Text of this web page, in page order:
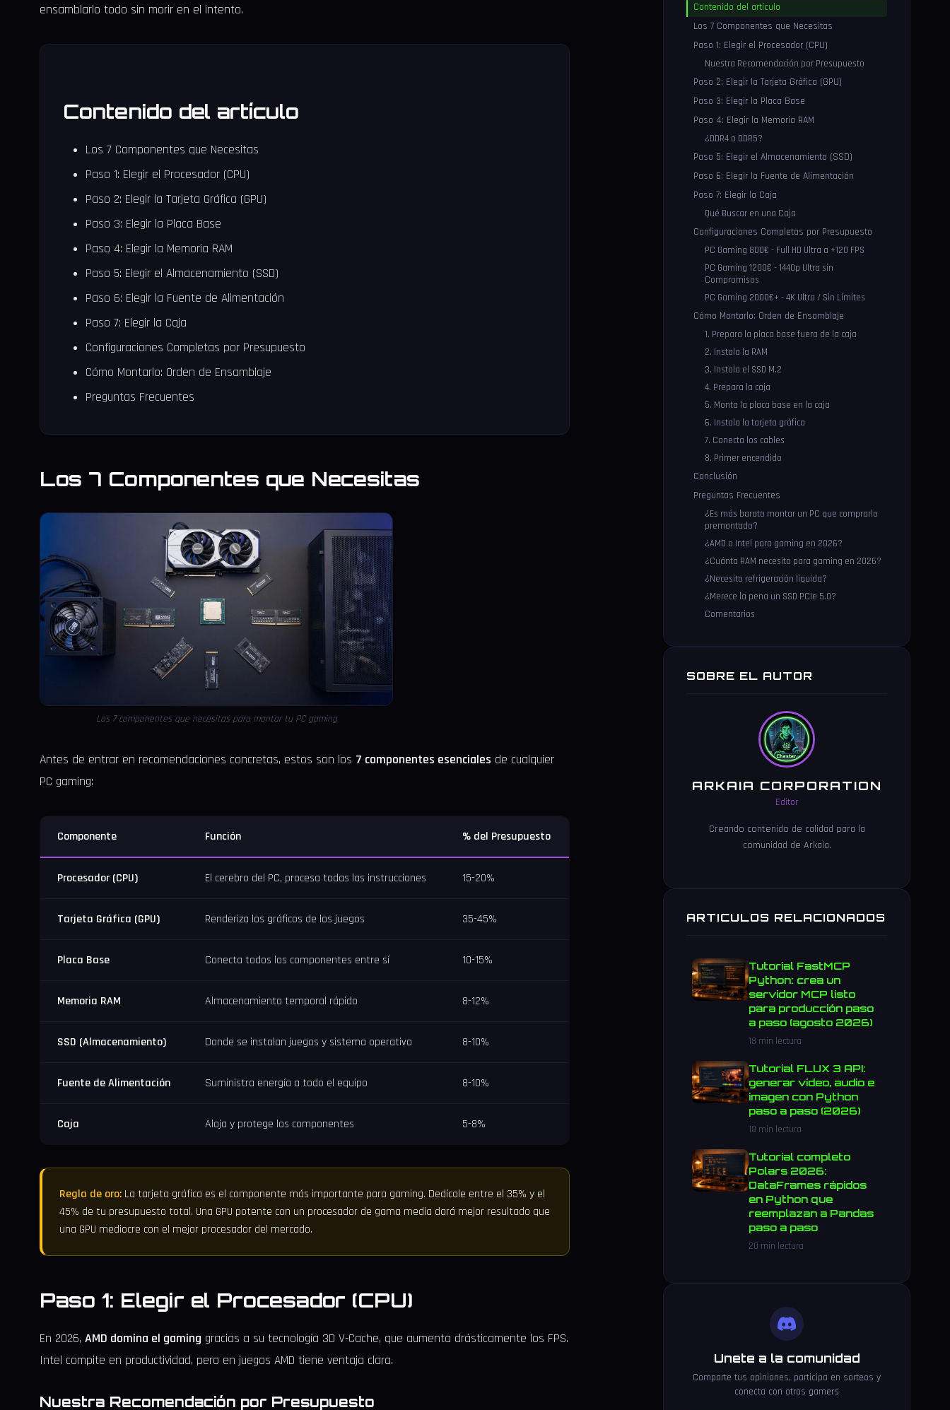
ensamblarlo todo sin morir en el intento.
Contenido del artículo
Los 7 Componentes que Necesitas
Paso 1: Elegir el Procesador (CPU)
Paso 2: Elegir la Tarjeta Gráfica (GPU)
Paso 3: Elegir la Placa Base
Paso 4: Elegir la Memoria RAM
Paso 5: Elegir el Almacenamiento (SSD)
Paso 6: Elegir la Fuente de Alimentación
Paso 7: Elegir la Caja
Configuraciones Completas por Presupuesto
Cómo Montarlo: Orden de Ensamblaje
Preguntas Frecuentes
Los 7 Componentes que Necesitas
Los 7 componentes que necesitas para montar tu PC gaming
Antes de entrar en recomendaciones concretas, estos son los 7 componentes esenciales de cualquier
PC gaming:
Componente Función % del Presupuesto
Procesador (CPU) El cerebro del PC, procesa todas las instrucciones 15-20%
Tarjeta Gráfica (GPU) Renderiza los gráficos de los juegos 35-45%
Placa Base Conecta todos los componentes entre sí 10-15%
Memoria RAM Almacenamiento temporal rápido 8-12%
SSD (Almacenamiento) Donde se instalan juegos y sistema operativo 8-10%
Fuente de Alimentación Suministra energía a todo el equipo 8-10%
Caja Aloja y protege los componentes 5-8%
Regla de oro: La tarjeta gráfica es el componente más importante para gaming. Dedícale entre el 35% y el
45% de tu presupuesto total. Una GPU potente con un procesador de gama media dará mejor resultado que
una GPU mediocre con el mejor procesador del mercado.
Paso 1: Elegir el Procesador (CPU)
En 2026, AMD domina el gaming gracias a su tecnología 3D V-Cache, que aumenta drásticamente los FPS.
Intel compite en productividad, pero en juegos AMD tiene ventaja clara.
Nuestra Recomendación por Presupuesto
Contenido del artículo
Los 7 Componentes que Necesitas
Paso 1: Elegir el Procesador (CPU)
Nuestra Recomendación por Presupuesto
Paso 2: Elegir la Tarjeta Gráfica (GPU)
Paso 3: Elegir la Placa Base
Paso 4: Elegir la Memoria RAM
¿DDR4 o DDR5?
Paso 5: Elegir el Almacenamiento (SSD)
Paso 6: Elegir la Fuente de Alimentación
Paso 7: Elegir la Caja
Qué Buscar en una Caja
Configuraciones Completas por Presupuesto
PC Gaming 800€ - Full HD Ultra a +120 FPS
PC Gaming 1200€ - 1440p Ultra sin
Compromisos
PC Gaming 2000€+ - 4K Ultra / Sin Límites
Cómo Montarlo: Orden de Ensamblaje
1. Prepara la placa base fuera de la caja
2. Instala la RAM
3. Instala el SSD M.2
4. Prepara la caja
5. Monta la placa base en la caja
6. Instala la tarjeta gráfica
7. Conecta los cables
8. Primer encendido
Conclusión
Preguntas Frecuentes
¿Es más barato montar un PC que comprarlo
premontado?
¿AMD o Intel para gaming en 2026?
¿Cuánta RAM necesito para gaming en 2026?
¿Necesito refrigeración líquida?
¿Merece la pena un SSD PCIe 5.0?
Comentarios
SOBRE EL AUTOR
ARKAIA CORPORATION
Editor
Creando contenido de calidad para la
comunidad de Arkaia.
ARTICULOS RELACIONADOS
Tutorial FastMCP
Python: crea un
servidor MCP listo
para producción paso
a paso (agosto 2026)
18 min lectura
Tutorial FLUX 3 API:
generar vídeo, audio e
imagen con Python
paso a paso (2026)
18 min lectura
Tutorial completo
Polars 2026:
DataFrames rápidos
en Python que
reemplazan a Pandas
paso a paso
20 min lectura
Unete a la comunidad
Comparte tus opiniones, participa en sorteos y
conecta con otros gamers